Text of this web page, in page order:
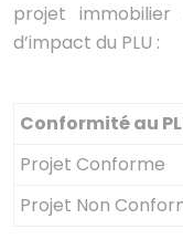
projet
d’impact du PLU :
Conformité au
Projet Conforme
Projet Non